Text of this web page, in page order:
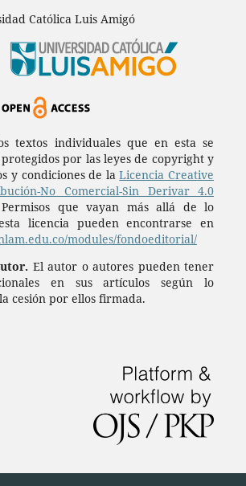
Católica Luis Amigó
textos individuales que en esta se
por las leyes de copyright y
y condiciones de laLicencia Creative
No Comercial-Sin Derivar 4.0
Permisos que vayan más allá de lo
licencia pueden encontrarse en
modules/fondoeditorial/
El autor o autores pueden tener
en sus artículos según lo
cesión por ellos firmada.